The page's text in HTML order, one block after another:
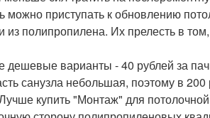
можно приступать к обновлению
из полипропилена. Их прелесть в
варианты - 40 рублей за
санузла небольшая, поэтому в
купить "Монтаж" для